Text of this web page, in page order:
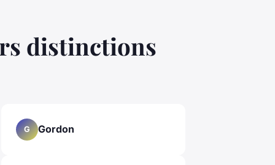
distinctions
G Gordon